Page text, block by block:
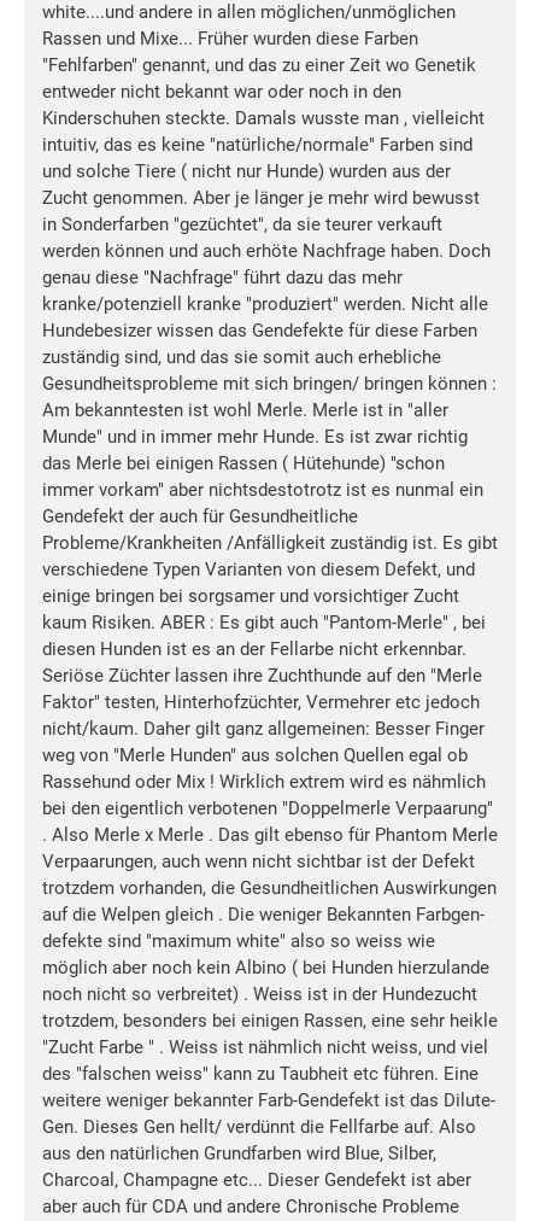
white....und andere in allen möglichen/unmöglichen
Rassen und Mixe... Früher wurden diese Farben
"Fehlfarben" genannt, und das zu einer Zeit wo Genetik
entweder nicht bekannt war oder noch in den
Kinderschuhen steckte. Damals wusste man , vielleicht
intuitiv, das es keine "natürliche/normale" Farben sind
und solche Tiere ( nicht nur Hunde) wurden aus der
Zucht genommen. Aber je länger je mehr wird bewusst
in Sonderfarben "gezüchtet", da sie teurer verkauft
werden können und auch erhöte Nachfrage haben. Doch
genau diese "Nachfrage" führt dazu das mehr
kranke/potenziell kranke "produziert" werden. Nicht alle
Hundebesizer wissen das Gendefekte für diese Farben
zuständig sind, und das sie somit auch erhebliche
Gesundheitsprobleme mit sich bringen/ bringen können :
Am bekanntesten ist wohl Merle. Merle ist in "aller
Munde" und in immer mehr Hunde. Es ist zwar richtig
das Merle bei einigen Rassen ( Hütehunde) "schon
immer vorkam" aber nichtsdestotrotz ist es nunmal ein
Gendefekt der auch für Gesundheitliche
Probleme/Krankheiten /Anfälligkeit zuständig ist. Es gibt
verschiedene Typen Varianten von diesem Defekt, und
einige bringen bei sorgsamer und vorsichtiger Zucht
kaum Risiken. ABER : Es gibt auch "Pantom-Merle" , bei
diesen Hunden ist es an der Fellarbe nicht erkennbar.
Seriöse Züchter lassen ihre Zuchthunde auf den "Merle
Faktor" testen, Hinterhofzüchter, Vermehrer etc jedoch
nicht/kaum. Daher gilt ganz allgemeinen: Besser Finger
weg von "Merle Hunden" aus solchen Quellen egal ob
Rassehund oder Mix ! Wirklich extrem wird es nähmlich
bei den eigentlich verbotenen "Doppelmerle Verpaarung"
. Also Merle x Merle . Das gilt ebenso für Phantom Merle
Verpaarungen, auch wenn nicht sichtbar ist der Defekt
trotzdem vorhanden, die Gesundheitlichen Auswirkungen
auf die Welpen gleich . Die weniger Bekannten Farbgen-
defekte sind "maximum white" also so weiss wie
möglich aber noch kein Albino ( bei Hunden hierzulande
noch nicht so verbreitet) . Weiss ist in der Hundezucht
trotzdem, besonders bei einigen Rassen, eine sehr heikle
"Zucht Farbe " . Weiss ist nähmlich nicht weiss, und viel
des "falschen weiss" kann zu Taubheit etc führen. Eine
weitere weniger bekannter Farb-Gendefekt ist das Dilute-
Gen. Dieses Gen hellt/ verdünnt die Fellfarbe auf. Also
aus den natürlichen Grundfarben wird Blue, Silber,
Charcoal, Champagne etc... Dieser Gendefekt ist aber
aber auch für CDA und andere Chronische Probleme